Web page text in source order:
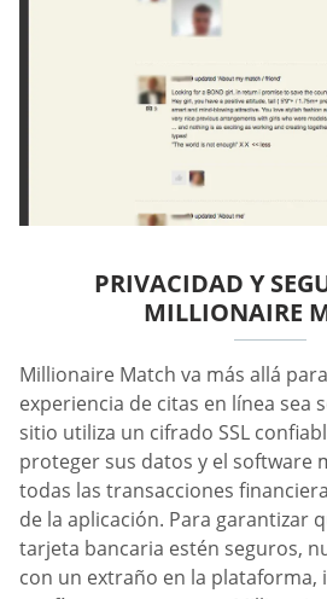
PRIVACIDAD Y
MILLIONAIRE
Millionaire Match va más allá
experiencia de citas en línea sea
sitio utiliza un cifrado SSL
proteger sus datos y el software
todas las transacciones
de la aplicación. Para garantizar
tarjeta bancaria estén seguros,
con un extraño en la plataforma,